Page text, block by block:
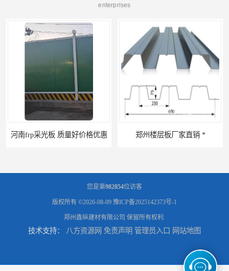
enterprises
河南frp采光板 质量好价格优惠 郑州楼层板厂家直销 *
河南郑州移动式高空瓦机租赁公司 提高施工效率 河南郑州生产加工彩钢围挡 郑州鑫纵 质量好 围挡加工
您是第982854位访客
版权所有 ©2026-08-09 豫ICP备2025142373号-1
郑州鑫纵建材有限公司 保留所有权利.
技术支持： 八方资源网 免责声明 管理员入口 网站地图